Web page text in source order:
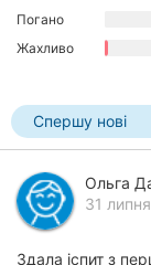
Погано
Жахливо
Спершу нові
Ольга
31
Здала іспит з